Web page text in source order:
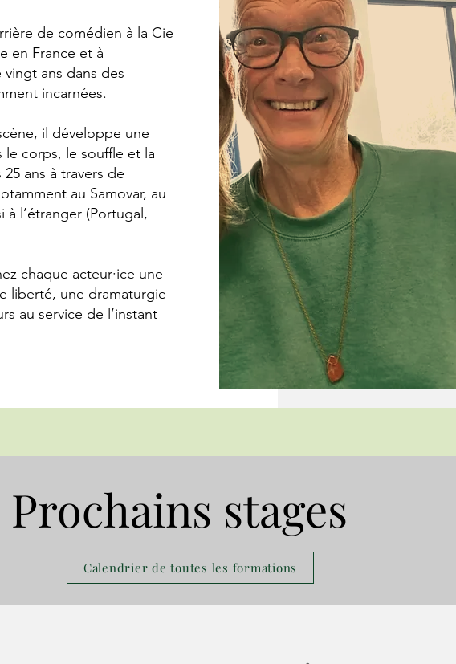
de comédien à la Cie
en France et à
ans dans des
incarnées.
il développe une
corps, le souffle et la
ans à travers de
au Samovar, au
à l’étranger (Portugal,
chaque acteur·ice une
liberté, une dramaturgie
au service de l’instant
Prochains stages
Calendrier de toutes les formations